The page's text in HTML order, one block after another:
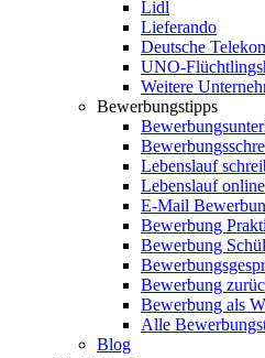
Lidl
Lieferando
Deutsche
UNO-
Weitere
Bewerbungstipps
Lebenslauf
Lebenslauf
E-Mail
Bewerbung
Bewerbung
Bewerbung
Bewerbung als
Alle
Blog